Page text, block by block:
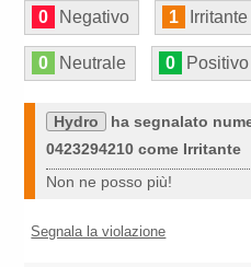
0 Negativo 1 Irritante
0 Neutrale 0 Positivo
Hydro
ha segnalato
0423294210 come Irritante
Non ne posso più!
Segnala la violazione